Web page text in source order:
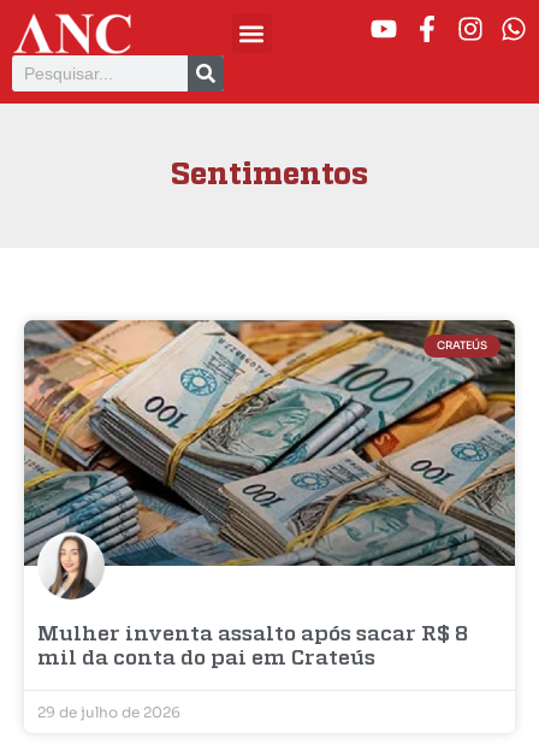
Sentimentos
CRATEÚS
Mulher inventa assalto após sacar R$ 8
mil da conta do pai em Crateús
29 de julho de 2026